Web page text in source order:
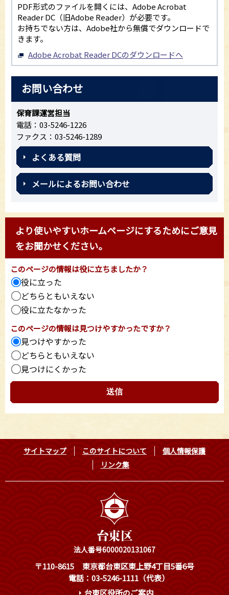
PDF形式のファイルを開くには、Adobe Acrobat
Reader DC（旧Adobe Reader）が必要です。
お持ちでない方は、Adobe社から無償でダウンロードで
きます。
Adobe Acrobat Reader DCのダウンロードへ
お問い合わせ
保育課運営担当
電話：03-5246-1226
ファクス：03-5246-1289
よくある質問
メールによるお問い合わせ
より使いやすいホームページにするためにご意見
をお聞かせください。
このページの情報は役に立ちましたか？
役に立った
どちらともいえない
役に立たなかった
このページの情報は見つけやすかったですか？
見つけやすかった
どちらともいえない
見つけにくかった
サイトマップ このサイトについて
個人情報保護
リンク集
法人番号6000020131067
〒110-8615
東京都台東区東上野4丁目5番6号
電話：03-5246-1111（代表）
台東区役所のご案内